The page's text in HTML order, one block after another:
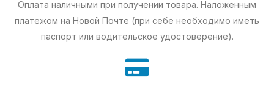
Оплата наличными при получении товара. Наложенным
платежом на Новой Почте (при себе необходимо иметь
паспорт или водительское удостоверение).